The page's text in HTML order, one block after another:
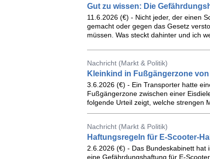
Gut zu wissen: Die
11.6.2026 (€) - Nicht jeder, der einen
gemacht oder gegen das Gesetz
müssen. Was steckt dahinter und ich
Nachricht (Markt & Politik)
Kleinkind in Fußgängerzone
3.6.2026 (€) - Ein Transporter hatte
Fußgängerzone zwischen einer
folgende Urteil zeigt, welche strengen
Nachricht (Markt & Politik)
Haftungsregeln für E-Scooter-
2.6.2026 (€) - Das Bundeskabinett
eine Gefährdungshaftung für E-